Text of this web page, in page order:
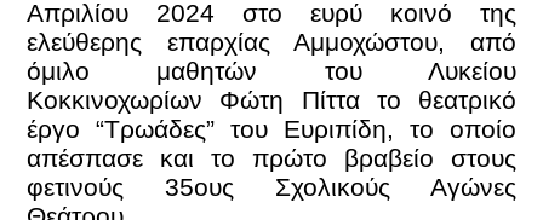
Απριλίου 2024 στο ευρύ κοινό της
ελεύθερης επαρχίας Αμμοχώστου, από
όμιλο μαθητών του Λυκείου
Κοκκινοχωρίων Φώτη Πίττα το θεατρικό
έργο “Τρωάδες” του Ευριπίδη, το οποίο
απέσπασε και το πρώτο βραβείο στους
φετινούς 35ους Σχολικούς Αγώνες